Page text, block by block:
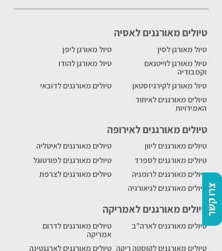
צרו קשר
טיולים מאורגנים לאסיה
טיול מאורגן לסין
טיול מאורגן ליפן
טיול מאורגן לוייטנאם
וקמבודיה
טיול מאורגן להודו
טיול מאורגן לקירגיזסטאן
טיולים מאורגנים לדובאי
טיולים מאורגנים לאיחוד
האמירויות
טיולים מאורגנים לאירופה
טיולים מאורגנים ליוון
טיולים מאורגנים לאיטליה
טיולים מאורגנים לספרד
טיולים מאורגנים לפורטוגל
טיולים מאורגנים לרומניה
טיולים מאורגנים לצרפת
טיולים מאורגנים לגיאורגיה
טיולים מאורגנים לאמריקה
טיולים מאורגנים לארה"ב
טיולים מאורגנים לדרום
אמריקה
טיולים מאורגנים לקוסטה ריקה טיולים מאורגנים לארגנטינה